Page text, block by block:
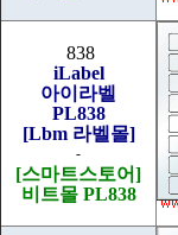
838
iLabel
아이라벨
PL838
[Lbm 라벨몰]
-
[스마트스토어]
비트몰 PL838